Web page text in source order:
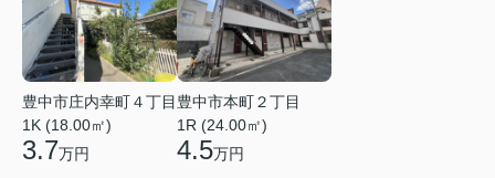
豊中市庄内幸町４丁目
1K (18.00㎡)
3.7万円
豊中市本町２丁目
1R (24.00㎡)
4.5万円